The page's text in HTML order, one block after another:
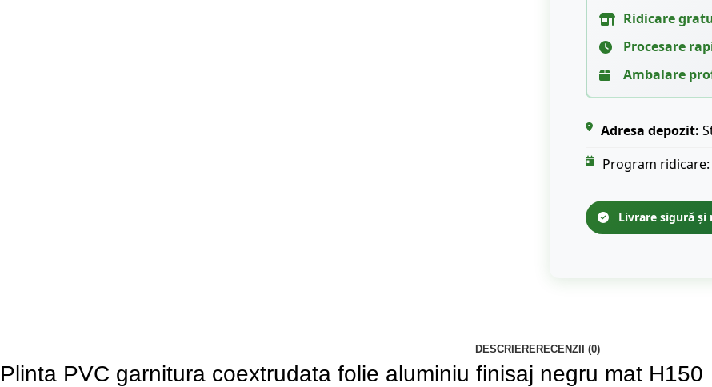
Ridicare
Procesare
Ambalare
Adresa depozit:
Program ridicare:
Livrare sigură
DESCRIERERECENZII (0)
Plinta PVC garnitura coextrudata folie aluminiu finisaj negru mat H150